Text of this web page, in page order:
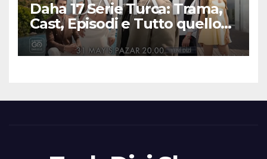
Daha 17 Serie Turca: Trama,
Cast, Episodi e Tutto quello
che Devi Sapere